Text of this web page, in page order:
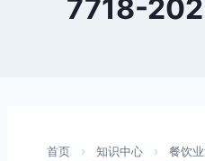
7718-
首页 › 知识中心 ›
餐饮